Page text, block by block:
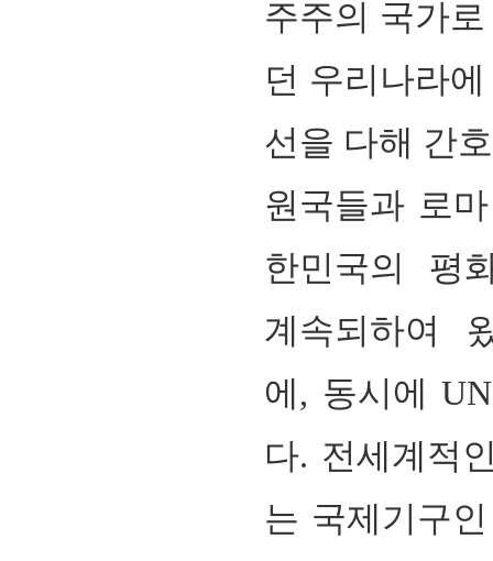
주주의 국가
던 우리나라
선을 다해 간
원국들과 로
한민국의 평
계속되하여
에, 동시에UN
다. 전세계적
는 국제기구